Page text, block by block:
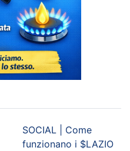
SOCIAL | Come
funzionano i $LAZIO